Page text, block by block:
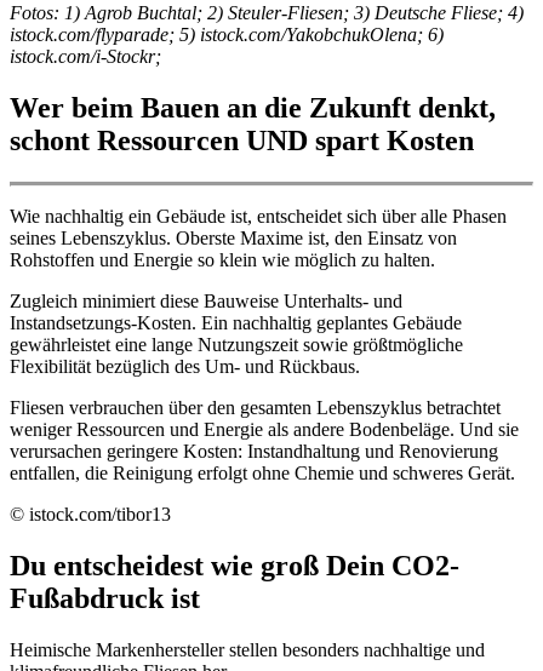
Fotos: 1) Agrob Buchtal; 2) Steuler-Fliesen; 3) Deutsche Fliese; 4)
istock.com/flyparade; 5) istock.com/YakobchukOlena; 6)
istock.com/i-Stockr;
Wer beim Bauen an die Zukunft denkt,
schont Ressourcen UND spart Kosten
Wie nachhaltig ein Gebäude ist, entscheidet sich über alle Phasen
seines Lebenszyklus. Oberste Maxime ist, den Einsatz von
Rohstoffen und Energie so klein wie möglich zu halten.
Zugleich minimiert diese Bauweise Unterhalts- und
Instandsetzungs-Kosten. Ein nachhaltig geplantes Gebäude
gewährleistet eine lange Nutzungszeit sowie größtmögliche
Flexibilität bezüglich des Um- und Rückbaus.
Fliesen verbrauchen über den gesamten Lebenszyklus betrachtet
weniger Ressourcen und Energie als andere Bodenbeläge. Und sie
verursachen geringere Kosten: Instandhaltung und Renovierung
entfallen, die Reinigung erfolgt ohne Chemie und schweres Gerät.
© istock.com/tibor13
Du entscheidest wie groß Dein CO2-
Fußabdruck ist
Heimische Markenhersteller stellen besonders nachhaltige und